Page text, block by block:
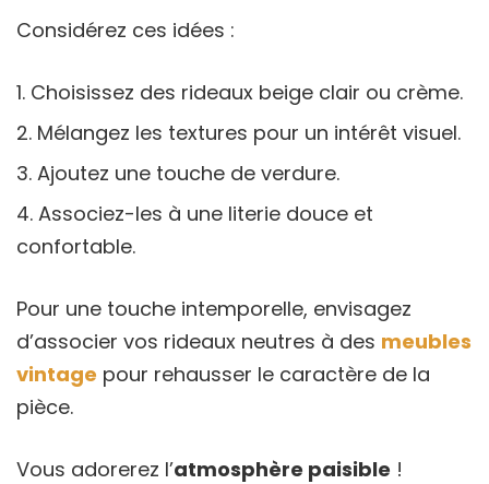
Considérez ces idées :
Choisissez des rideaux beige clair ou crème.
Mélangez les textures pour un intérêt visuel.
Ajoutez une touche de verdure.
Associez-les à une literie douce et
confortable.
Pour une touche intemporelle, envisagez
d’associer vos rideaux neutres à des meubles
vintage pour rehausser le caractère de la
pièce.
Vous adorerez l’atmosphère paisible !